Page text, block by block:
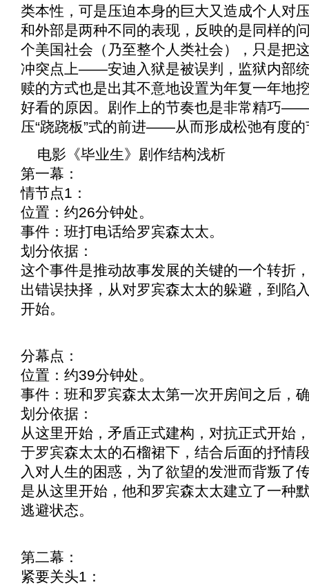
类本性，可是压迫本身的巨大又造成个人
和外部是两种不同的表现，反映的是同样的
个美国社会（乃至整个人类社会），只是把
冲突点上——安迪入狱是被误判，监狱内部
赎的方式也是出其不意地设置为年复一年
好看的原因。剧作上的节奏也是非常精巧
压“跷跷板”式的前进——从而形成松弛有度的
电影《毕业生》剧作结构浅析
第一幕：
情节点1：
位置：约26分钟处。
事件：班打电话给罗宾森太太。
划分依据：
这个事件是推动故事发展的关键的一个转折
出错误抉择，从对罗宾森太太的躲避，到陷
开始。
分幕点：
位置：约39分钟处。
事件：班和罗宾森太太第一次开房间之后，
划分依据：
从这里开始，矛盾正式建构，对抗正式开始
于罗宾森太太的石榴裙下，结合后面的抒情
入对人生的困惑，为了欲望的发泄而背叛了
是从这里开始，他和罗宾森太太建立了一种
逃避状态。
第二幕：
紧要关头1：